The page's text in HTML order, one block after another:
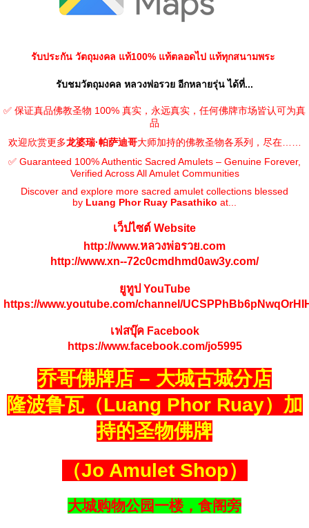
รับประกัน วัตถุมงคล แท้100% แท้ตลอดไป แท้ทุกสนามพระ
รับชมวัตถุมงคล หลวงพ่อรวย อีกหลายรุ่น ได้ที่...
✅ 保证真品佛教圣物 100% 真实，永远真实，任何佛牌市场皆认可为真
品
欢迎欣赏更多龙婆瑞·帕萨迪哥大师加持的佛教圣物各系列，尽在……
✅ Guaranteed 100% Authentic Sacred Amulets – Genuine Forever,
Verified Across All Amulet Communities
Discover and explore more sacred amulet collections blessed
by Luang Phor Ruay Pasathiko at...
เว็ปไซต์ Website
http://www.หลวงพ่อรวย.com
http://www.xn--72c0cmdhmd0aw3y.com/
ยูทูป YouTube
https://www.youtube.com/channel/
เฟสบุ๊ค Facebook
https://www.facebook.com/jo5995
乔哥佛牌店 – 大城古城分店
隆波鲁瓦（Luang Phor Ruay）加
持的圣物佛牌
（Jo Amulet Shop）
大城购物公园一楼，食阁旁